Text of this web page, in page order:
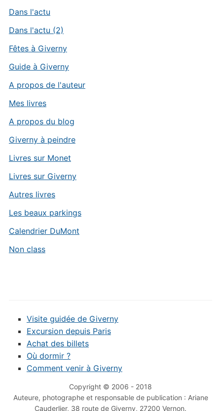
Dans l'actu
Dans l'actu (2)
Fêtes à Giverny
Guide à Giverny
A propos de l'auteur
Mes livres
A propos du blog
Giverny à peindre
Livres sur Monet
Livres sur Giverny
Autres livres
Les beaux parkings
Calendrier DuMont
Non class
Visite guidée de Giverny
Excursion depuis Paris
Achat des billets
Où dormir ?
Comment venir à Giverny
Copyright © 2006 - 2018
Auteure, photographe et responsable de publication : Ariane
Cauderlier, 38 route de Giverny, 27200 Vernon.